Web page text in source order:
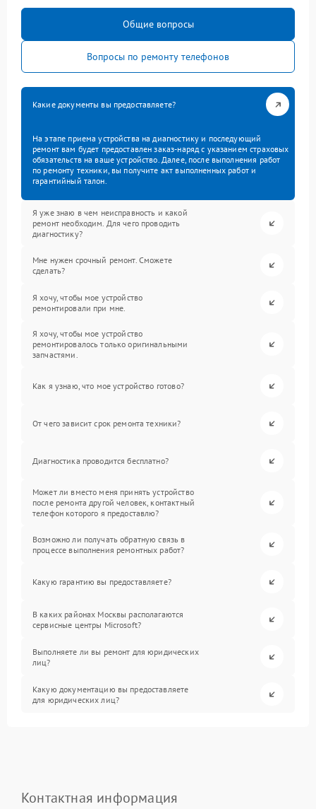
Общие вопросы
Вопросы по ремонту телефонов
Какие документы вы предоставляете?
На этапе приема устройства на диагностику и последующий
ремонт вам будет предоставлен заказ-наряд с указанием страховых
обязательств на ваше устройство. Далее, после выполнения работ
по ремонту техники, вы получите акт выполненных работ и
гарантийный талон.
Я уже знаю в чем неисправность и какой
ремонт необходим. Для чего проводить
диагностику?
Мне нужен срочный ремонт. Сможете
сделать?
Я хочу, чтобы мое устройство
ремонтировали при мне.
Я хочу, чтобы мое устройство
ремонтировалось только оригинальными
запчастями.
Как я узнаю, что мое устройство готово?
От чего зависит срок ремонта техники?
Диагностика проводится бесплатно?
Может ли вместо меня принять устройство
после ремонта другой человек, контактный
телефон которого я предоставлю?
Возможно ли получать обратную связь в
процессе выполнения ремонтных работ?
Какую гарантию вы предоставляете?
В каких районах Москвы располагаются
сервисные центры Microsoft?
Выполняете ли вы ремонт для юридических
лиц?
Какую документацию вы предоставляете
для юридических лиц?
Контактная информация